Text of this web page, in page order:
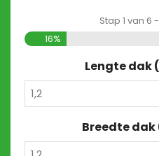
Stap 1 van 6
16%
Lengte dak
Breedte